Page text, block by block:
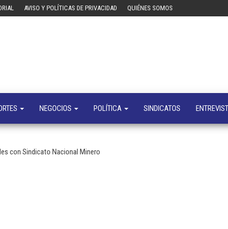
AVISO Y POLÍTICAS DE PRIVACIDAD QUIÉNES SOMOS
negocios
NEGOCIOS POLÍTICA SINDICATOS
con Sindicato Nacional Minero